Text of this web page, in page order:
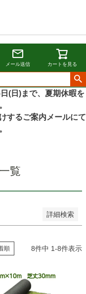
メール送信 カートを見る
(日)まで、夏期休暇を
るご案内メールにて
覧
詳細検索
順 8件中 1-8件表示